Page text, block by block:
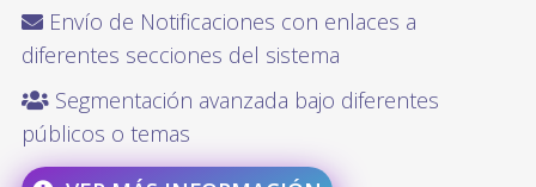
Envío de Notificaciones con enlaces a
diferentes secciones del sistema
Segmentación avanzada bajo diferentes
públicos o temas